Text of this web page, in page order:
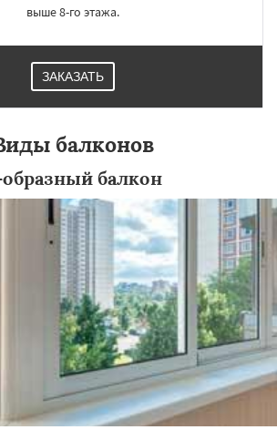
выше 8-го этажа.
ЗАКАЗАТЬ
балконов
балкон